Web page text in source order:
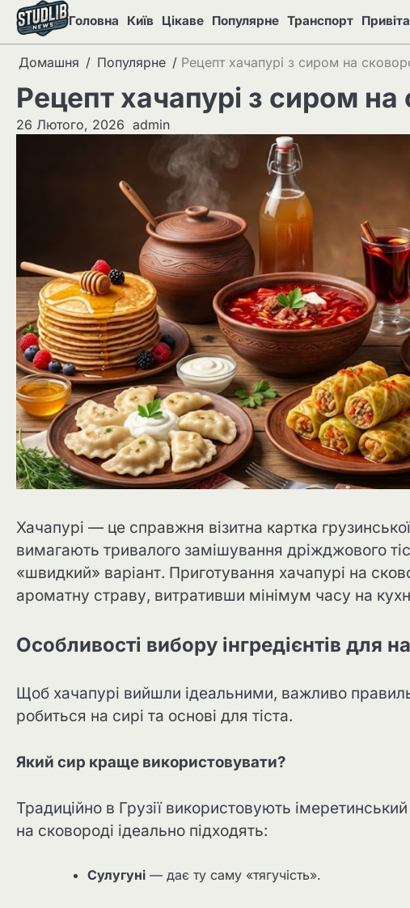
Перейти
вмісту
Головна Київ Цікаве Популярне Транспорт
Домашня Популярне Рецепт хачапурі з сиром на
Рецепт хачапурі з сиром на
26 Лютого, 2026 admin
Хачапурі — це справжня візитна картка
вимагають тривалого замішування дріжджового
«швидкий» варіант. Приготування хачапурі на
ароматну страву, витративши мінімум часу на
Особливості вибору інгредієнтів для
Щоб хачапурі вийшли ідеальними, важливо
робиться на сирі та основі для тіста.
Який сир краще використовувати?
Традиційно в Грузії використовують
на сковороді ідеально підходять:
Сулугуні — дає ту саму «тягучість».